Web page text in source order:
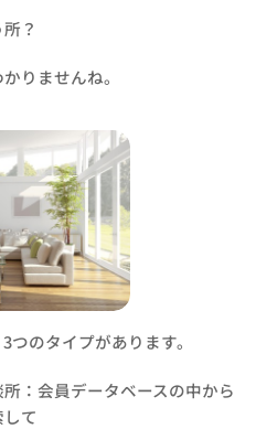
？
りませんね。
のタイプがあります。
：会員データベースの中から
て